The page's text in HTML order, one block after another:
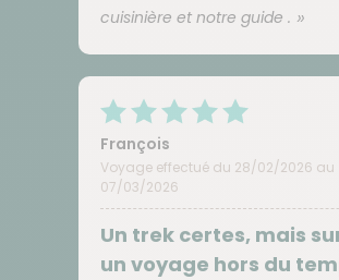
cuisinière et notre guide .
François
Voyage effectué du 28/02/2026 au
07/03/2026
Un trek certes, mais
un voyage hors du